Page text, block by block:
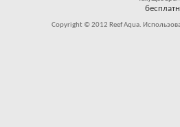
Copyright © 2012 Reef Aqua.